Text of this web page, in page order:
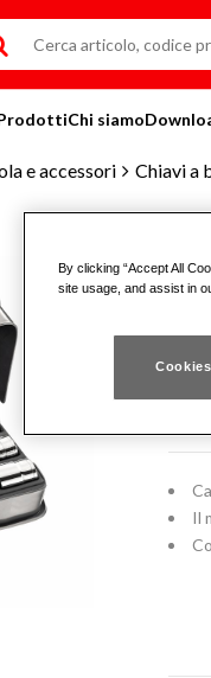
e accessori Chiavi a
Chi siamo
Il
By clicking “Accept All
site usage, and assist in